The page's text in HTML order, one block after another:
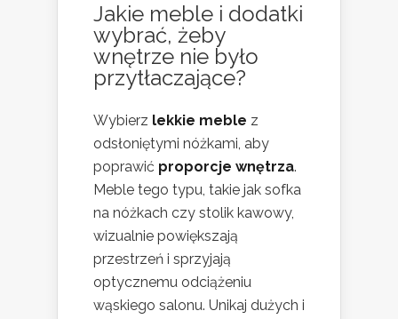
Jakie meble i dodatki
wybrać, żeby
wnętrze nie było
przytłaczające?
Wybierz lekkie meble z
odsłoniętymi nóżkami, aby
poprawić proporcje wnętrza.
Meble tego typu, takie jak sofka
na nóżkach czy stolik kawowy,
wizualnie powiększają
przestrzeń i sprzyjają
optycznemu odciążeniu
wąskiego salonu. Unikaj dużych i